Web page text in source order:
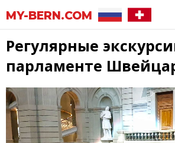
MY-BERN.COM
Регулярные
парламенте